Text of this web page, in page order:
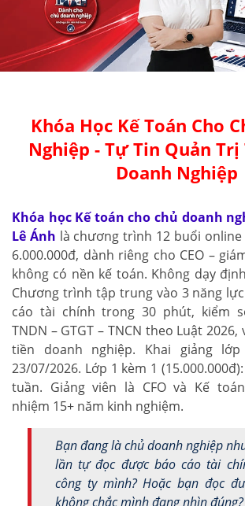
Khóa Học Kế Toán Cho
Nghiệp - Tự Tin Quản Trị
Doanh Nghiệp
Khóa học Kế toán cho chủ doanh
Lê Ánh là chương trình 12 buổi online
6.000.000đ, dành riêng cho CEO –
không có nền kế toán. Không dạy
Chương trình tập trung vào 3 năng
cáo tài chính trong 30 phút, kiểm
TNDN – GTGT – TNCN theo Luật
tiền doanh nghiệp. Khai giảng
23/07/2026. Lớp 1 kèm 1
tuần. Giảng viên là CFO và Kế
nhiệm 15+ năm kinh nghiệm.
Bạn đang là chủ doanh nghiệp
lần tự đọc được báo cáo tài
công ty mình?Hoặc bạn đọc
không chắc mình đang nhìn đúng?